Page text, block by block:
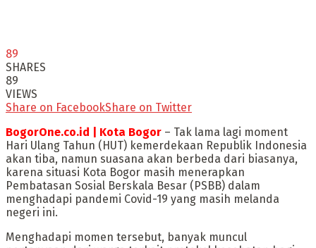
89
SHARES
89
VIEWS
Share on FacebookShare on Twitter
BogorOne.co.id | Kota Bogor – Tak lama lagi moment
Hari Ulang Tahun (HUT) kemerdekaan Republik Indonesia
akan tiba, namun suasana akan berbeda dari biasanya,
karena situasi Kota Bogor masih menerapkan
Pembatasan Sosial Berskala Besar (PSBB) dalam
menghadapi pandemi Covid-19 yang masih melanda
negeri ini.
Menghadapi momen tersebut, banyak muncul